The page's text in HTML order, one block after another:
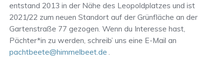
entstand 2013 in der Nähe des Leopoldplatzes und ist
2021/22 zum neuen Standort auf der Grünfläche an der
Gartenstraße 77 gezogen. Wenn du Interesse hast,
Pächter*in zu werden, schreib’ uns eine E-Mail an
pachtbeete@himmelbeet.de .